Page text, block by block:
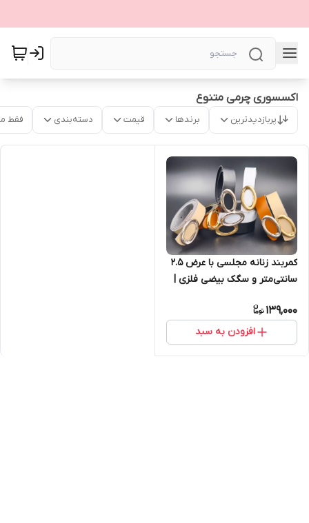
اکسسوری چرمی متنوع
پربازدیدترین برندها قیمت دسته‌بندی فقط
کمربند زنانه مجلسی با عرض ۲.۵
سانتی‌متر و سگک بیضی فلزی |
139,000
افزودن به سبد